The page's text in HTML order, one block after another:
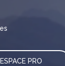
ESPACE PRO